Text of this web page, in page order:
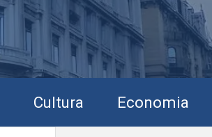
Cultura Economia